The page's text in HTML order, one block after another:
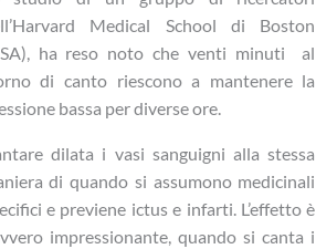
Medical School di Boston
ha reso noto che venti minuti al
di canto riescono a mantenere la
bassa per diverse ore.
dilata i vasi sanguigni alla stessa
di quando si assumono medicinali
e previene ictus e infarti. L’effetto è
impressionante, quando si canta i